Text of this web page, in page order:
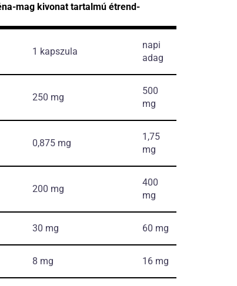
mag kivonat tartalmú étrend-
1 kapszula
napi
adag
250 mg
500
mg
0,875 mg
1,75
mg
200 mg
400
mg
30 mg 60 mg
8 mg 16 mg